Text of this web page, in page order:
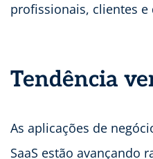
profissionais, clientes e
Tendência
As aplicações de
SaaS estão avançando